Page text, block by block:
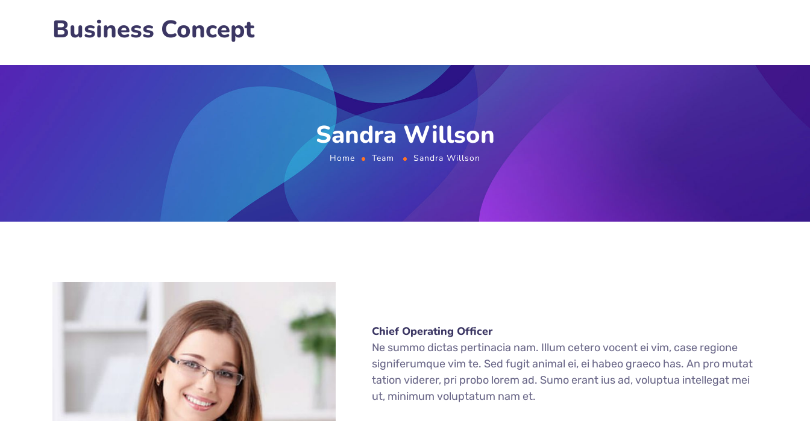
Business Concept
Sandra Willson
Home Team Sandra Willson
Chief Operating Officer
Ne summo dictas pertinacia nam. Illum cetero vocent ei vim, case regione
signiferumque vim te. Sed fugit animal ei, ei habeo graeco has. An pro mutat
tation viderer, pri probo lorem ad. Sumo erant ius ad, voluptua intellegat mei
ut, minimum voluptatum nam et.